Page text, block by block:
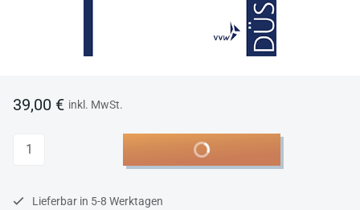
39,00 € inkl. MwSt.
Anzahl In den Warenkorb
Lieferbar in 5-8 Werktagen